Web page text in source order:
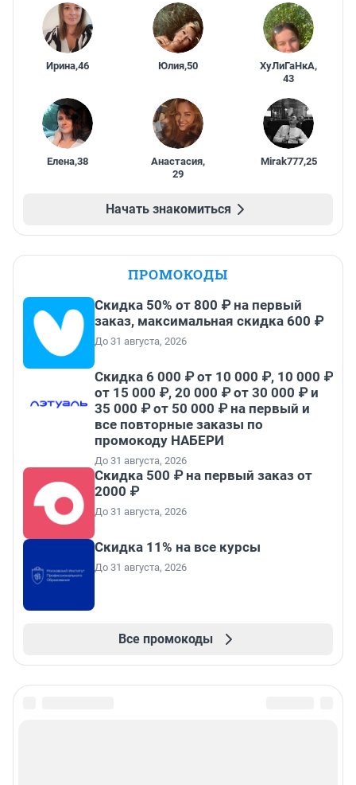
Ирина,46 Юлия,50 ХуЛиГаНкА,
43
Елена,38 Анастасия,
29
Mirak777,25
Начать знакомиться
ПРОМОКОДЫ
Скидка 50% от 800 ₽ на первый
заказ, максимальная скидка 600 ₽
До 31 августа, 2026
Скидка 6 000 ₽ от 10 000 ₽, 10 000 ₽
от 15 000 ₽, 20 000 ₽ от 30 000 ₽ и
35 000 ₽ от 50 000 ₽ на первый и
все повторные заказы по
промокоду НАБЕРИ
До 31 августа, 2026
Скидка 500 ₽ на первый заказ от
2000 ₽
До 31 августа, 2026
Скидка 11% на все курсы
До 31 августа, 2026
Все промокоды